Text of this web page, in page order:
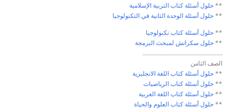
**حلول أسئلة كتابالتربية الإسلامية
**حلول أسئلة الوحدة الثانية فيالتكنولوجيا
**حلول أسئلة كتابتكنولوجيا
**حلول سكراتش لمبحثالبرمجة
…………………………………………….
الصف الثامن
**حلول أسئلة كتاباللغة الانجليزية
**حلول أسئلة كتابالرياضيات
**حلول أسئلة كتاباللغة العربية
**حلول أسئلة كتابالعلوم والحياة